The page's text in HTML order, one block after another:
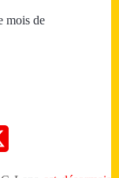
mois de